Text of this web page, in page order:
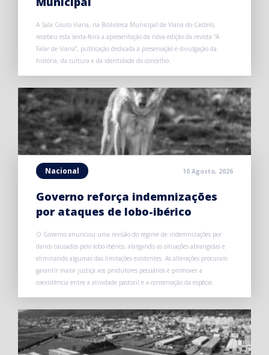
A Sala Couto Viana, na Biblioteca Municipal de Viana do Castelo,
recebeu esta sexta-feira a apresentação da nova edição da revista “A
Falar de Viana”, publicação dedicada à preservação e divulgação da
história, da cultura e da identidade do concelho.
Nacional 10 Agosto, 2026
Governo reforça indemnizações
por ataques de lobo-ibérico
O Governo anunciou uma revisão do regime de indemnizações por
danos causados pelo lobo-ibérico, alargando as situações abrangidas e
eliminando algumas das limitações existentes. As alterações procuram
garantir maior justiça aos produtores pecuários e promover a
coexistência entre a atividade pastoril e a conservação da espécie.